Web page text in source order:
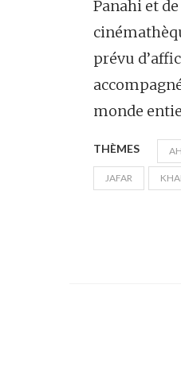
Panahi et
prévu
monde
THÈMES
JAFAR